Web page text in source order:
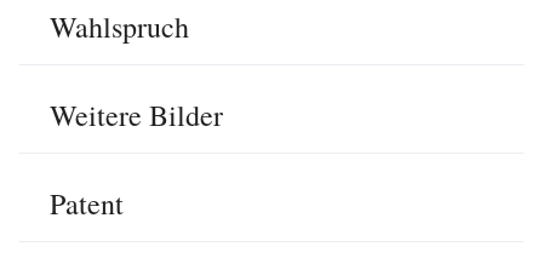
Wahlspruch
Weitere Bilder
Patent